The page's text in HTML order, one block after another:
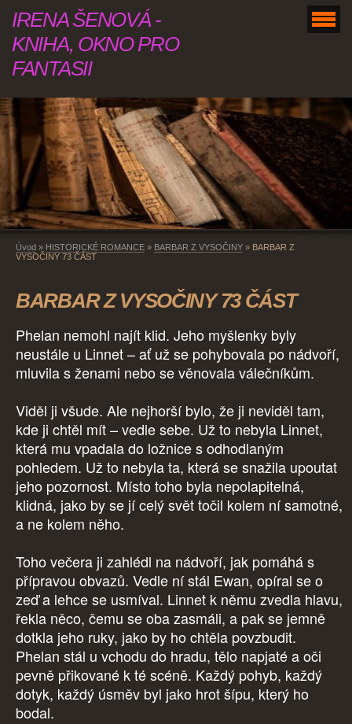
IRENA ŠENOVÁ -
KNIHA, OKNO PRO
FANTASII
Úvod » HISTORICKÉ ROMANCE » BARBAR Z VYSOČINY » BARBAR Z
VYSOČINY 73 ČÁST
BARBAR Z VYSOČINY 73 ČÁST
Phelan nemohl najít klid. Jeho myšlenky byly
neustále u Linnet – ať už se pohybovala po nádvoří,
mluvila s ženami nebo se věnovala válečníkům.
Viděl ji všude. Ale nejhorší bylo, že ji neviděl tam,
kde ji chtěl mít – vedle sebe. Už to nebyla Linnet,
která mu vpadala do ložnice s odhodlaným
pohledem. Už to nebyla ta, která se snažila upoutat
jeho pozornost. Místo toho byla nepolapitelná,
klidná, jako by se jí celý svět točil kolem ní samotné,
a ne kolem něho.
Toho večera ji zahlédl na nádvoří, jak pomáhá s
přípravou obvazů. Vedle ní stál Ewan, opíral se o
zeď a lehce se usmíval. Linnet k němu zvedla hlavu,
řekla něco, čemu se oba zasmáli, a pak se jemně
dotkla jeho ruky, jako by ho chtěla povzbudit.
Phelan stál u vchodu do hradu, tělo napjaté a oči
pevně přikované k té scéně. Každý pohyb, každý
dotyk, každý úsměv byl jako hrot šípu, který ho
bodal.